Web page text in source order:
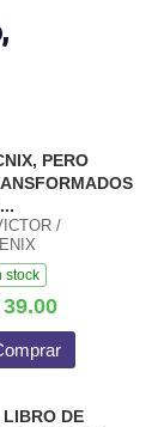
PERO
/
stock
LIBRO DE